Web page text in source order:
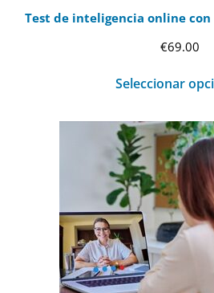
Test de inteligencia online
€69.00
Seleccionar